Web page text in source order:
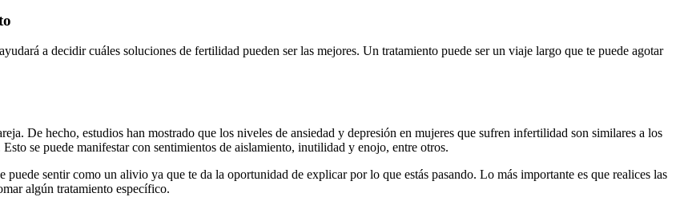
a decidir cuáles soluciones de fertilidad pueden ser las mejores. Un tratamiento puede ser un viaje largo que te puede agotar
De hecho, estudios han mostrado que los niveles de ansiedad y depresión en mujeres que sufren infertilidad son similares a los
se puede manifestar con sentimientos de aislamiento, inutilidad y enojo, entre otros.
sentir como un alivio ya que te da la oportunidad de explicar por lo que estás pasando. Lo más importante es que realices las
algún tratamiento específico.